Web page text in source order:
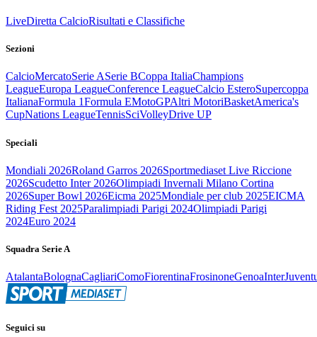
LiveDiretta CalcioRisultati e Classifiche
Sezioni
CalcioMercatoSerie ASerie BCoppa ItaliaChampions
LeagueEuropa LeagueConference LeagueCalcio EsteroSupercoppa
ItalianaFormula 1Formula EMotoGPAltri MotoriBasketAmerica's
CupNations LeagueTennisSciVolleyDrive UP
Speciali
Mondiali 2026Roland Garros 2026Sportmediaset Live Riccione
2026Scudetto Inter 2026Olimpiadi Invernali Milano Cortina
2026Super Bowl 2026Eicma 2025Mondiale per club 2025EICMA
Riding Fest 2025Paralimpiadi Parigi 2024Olimpiadi Parigi
2024Euro 2024
Squadra Serie A
AtalantaBolognaCagliariComoFiorentinaFrosinoneGenoaInter
Seguici su